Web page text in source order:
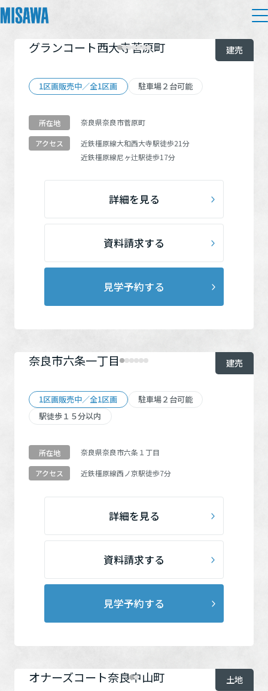
住まい
建てる [注文住宅]
商品ラインアップ
デザイン
テクノロジー（住まいの性能）
デザイナーズギャラリー
インテリア
買う
分譲住宅（建売・土地）検索
中古住宅検索
スムストック検索
分譲マンション検索
これから住まいをご検討の方
多彩な動画やこだわりが詰まった建築実例、注目の最新情報など、
住まいづくりを楽しく学べるデジタルラウンジです。
土地活用
個人のお客さま
店舗・各種施設
土地活用モデルルーム見学
企業不動産活用（CRE）戦略
医療・介護・子育て・障がい福祉施設
これから土地活用・賃貸経営をご検討の方
土地活用の基礎から長期安定経営を目指すオーナー様まで、賃貸経
ホームラウンジ 土地活用・賃貸経営
リフォーム
ミサワリフォームとは
リフォームメニュー
事業用
事業用リノベーション
ホテル・旅館リフォーム
実例動画や基礎知識、収納の工夫など、理想の住まいを叶えるリフ
ォームの具体策とアイデアを豊富にご用意しています。
複合開発事業（ASMACI-アスマチ-）
分譲マンション開発事業
収益不動産・投資開発事業
建築再生事業
事業用売買
分譲用地
すべてのフィールドに新しい価値をデザインし、持続可能な未来志
ミサワゼネラルソリューション
住まいるりんぐ（ロングサポート）
ミサワリフォーム
ご相談窓口
お客様センター
ホームを結ぶコミュニケーションサイト。お得・便利・安心なコン
テンツや、ミサワホームからの大切なお知らせなど配信していま
ミサワオーナーズクラブ
ニュース
MISAWAについて
IR情報
環境活動
新卒者採用
海外事業
イベント情報
カタログ請求
住まいのご相談
建売
グランコート西大寺菅原町
1区画販売中／全1区画 駐車場２台可能
所在地 奈良県奈良市菅原町
アクセス 近鉄橿原線大和西大寺駅徒歩21分
近鉄橿原線尼ヶ辻駅徒歩17分
詳細を見る
資料請求する
見学予約する
建売
奈良市六条一丁目
1区画販売中／全1区画
駐車場２台可能
駅徒歩１５分以内
所在地 奈良県奈良市六条１丁目
アクセス 近鉄橿原線西ノ京駅徒歩7分
詳細を見る
資料請求する
見学予約する
土地
オナーズコート奈良中山町
検索条件を追加する
物件の種類
（8）
こだわり条件
駐車場２台可能
（4）
駅徒歩15分以内
（6）
ZEH
高天井
（1）
検索する